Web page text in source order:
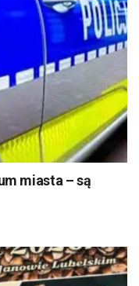
miasta – są